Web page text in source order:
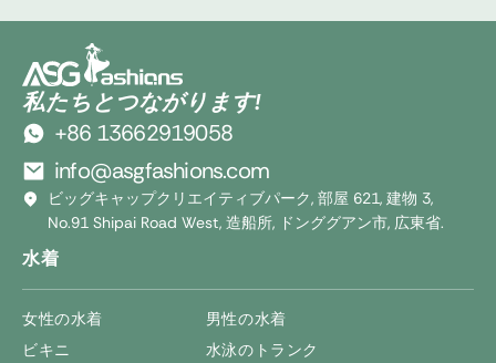
私たちとつながります!
+86 13662919058
info@asgfashions.com
ビッグキャップクリエイティブパーク, 部屋 621, 建物 3,
No.91 Shipai Road West, 造船所, ドンググアン市, 広東省.
水着
女性の水着
ビキニ
男性の水着
水泳のトランク